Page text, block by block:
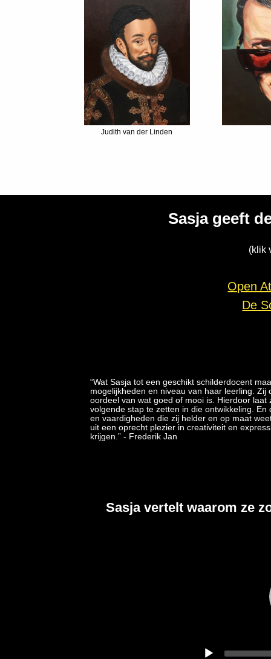
Judith van der Linden
(klik
Open
De
Sasja geeft
“Wat Sasja tot een geschikt schilderdocent
mogelijkheden en niveau van haar leerling.
oordeel van wat goed of mooi is. Hierdoor
volgende stap te zetten in die ontwikkeling.
en vaardigheden die zij helder en op maat
uit een oprecht plezier in creativiteit en
krijgen.” - Frederik Jan
Sasja vertelt waarom ze